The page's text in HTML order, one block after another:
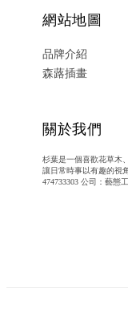
網站地圖
品牌介紹
森蕗插畫
關於我們
杉葉是一個喜歡花草木
讓日常時事以有趣的視
474733303 公司：藝態